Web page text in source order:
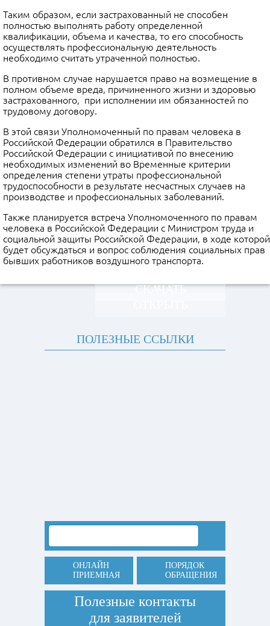
Таким образом, если застрахованный не способен
полностью выполнять работу определенной
квалификации, объема и качества, то его способность
осуществлять профессиональную деятельность
необходимо считать утраченной полностью.
В противном случае нарушается право на возмещение в
полном объеме вреда, причиненного жизни и здоровью
застрахованного, при исполнении им обязанностей по
трудовому договору.
В этой связи Уполномоченный по правам человека в
Российской Федера­ции обратился в Правительство
Российской Федерации с инициативой по вне­сению
необходимых изменений во Временные критерии
определения степени утраты профессиональной
трудоспособности в результате несчастных случаев на
производстве и профессиональных заболеваний.
Также планируется встреча Уполномоченного по правам
че­ловека в Российской Федерации с Министром труда и
социальной защиты Рос­сийской Федерации, в ходе которой
будет обсуждаться и вопрос соблюдения социальных прав
бывших работников воздушного транспорта.
СКАЧАТЬ
ПОЛЕЗНЫЕ ССЫЛКИ
ОНЛАЙН
ПРИЕМНАЯ
ПОРЯДОК
ОБРАЩЕНИЯ
Полезные контакты
для заявителей